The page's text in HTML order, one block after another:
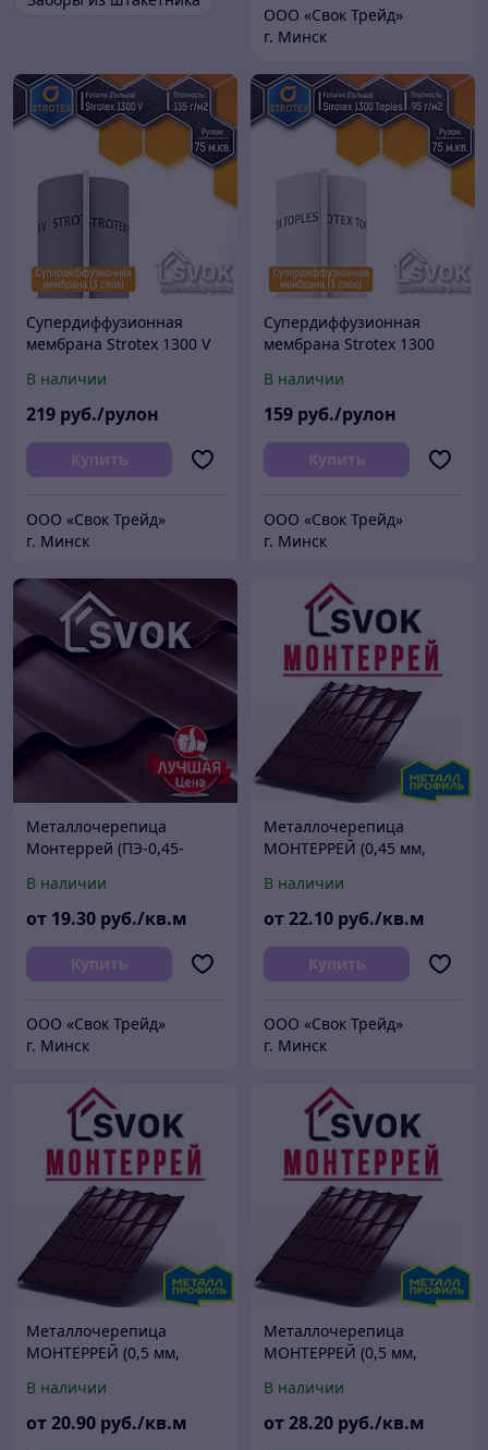
ООО «Свок Трейд»
г. Минск
Супердиффузионная
мембрана Strotex 1300 V
В наличии
219 руб./рулон
Купить
ООО «Свок Трейд»
г. Минск
Супердиффузионная
мембрана Strotex 1300
Польша)
В наличии
159 руб./рулон
Купить
ООО «Свок Трейд»
г. Минск
Металлочерепица
Монтеррей (ПЭ-0,45-
В наличии
от 19.30 руб./кв.м
Купить
ООО «Свок Трейд»
г. Минск
Металлочерепица
МОНТЕРРЕЙ (0,45 мм,
В наличии
от22.10 руб./кв.м
Купить
ООО «Свок Трейд»
г. Минск
Металлочерепица
МОНТЕРРЕЙ (0,5 мм,
В наличии
от20.90 руб./кв.м
Металлочерепица
МОНТЕРРЕЙ (0,5 мм,
В наличии
от28.20 руб./кв.м